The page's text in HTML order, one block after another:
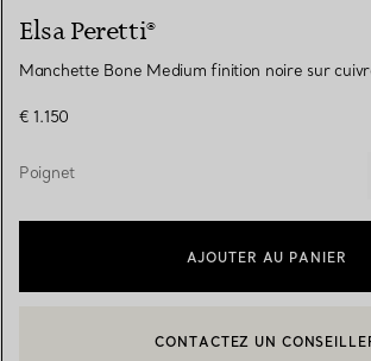
Elsa Peretti®
Manchette Bone Medium finition noire sur
€ 1.150
Poignet
AJOUTER AU PANIER
CONTACTER UN CONSEILLER CLIENT
CONTACTEZ UN